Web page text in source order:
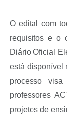
O edital com
requisitos e o
Diário Oficial
está disponível
processo
professores
projetos de